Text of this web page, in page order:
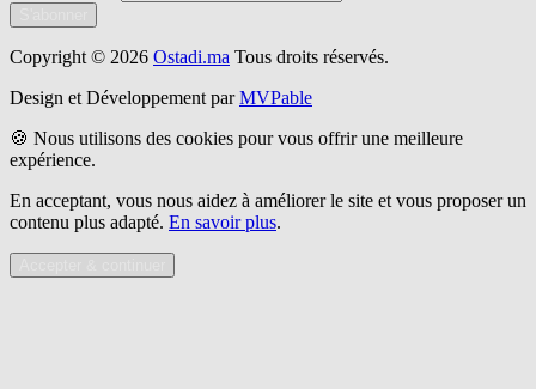
Copyright © 2026 Ostadi.ma Tous droits réservés.
Design et Développement par MVPable
🍪 Nous utilisons des cookies pour vous offrir une meilleure
expérience.
En acceptant, vous nous aidez à améliorer le site et vous proposer un
contenu plus adapté. En savoir plus.